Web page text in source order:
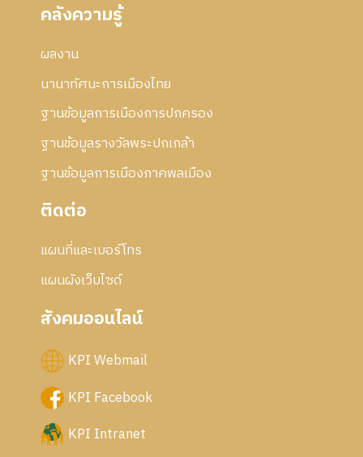
คลังความรู้
ผลงาน
นานาทัศนะการเมืองไทย
ฐานข้อมูลการเมืองการปกครอง
ฐานข้อมูลรางวัลพระปกเกล้า
ฐานข้อมูลการเมืองภาคพลเมือง
ติดต่อ
แผนที่และเบอร์โทร
แผนผังเว็บไซด์
สังคมออนไลน์
KPI Webmail
KPI Facebook
KPI Intranet